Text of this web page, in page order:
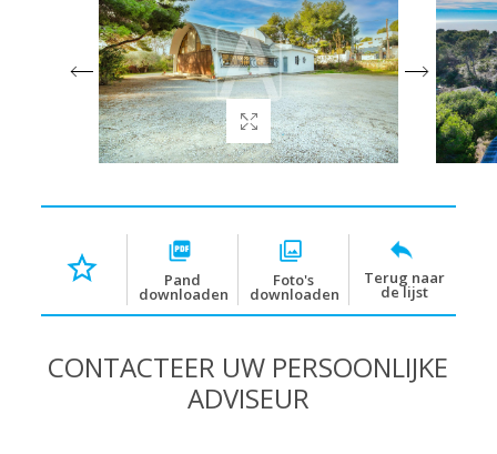
Pand
downloaden
Foto's
downloaden
Terug naar
de lijst
CONTACTEER UW PERSOONLIJKE
ADVISEUR